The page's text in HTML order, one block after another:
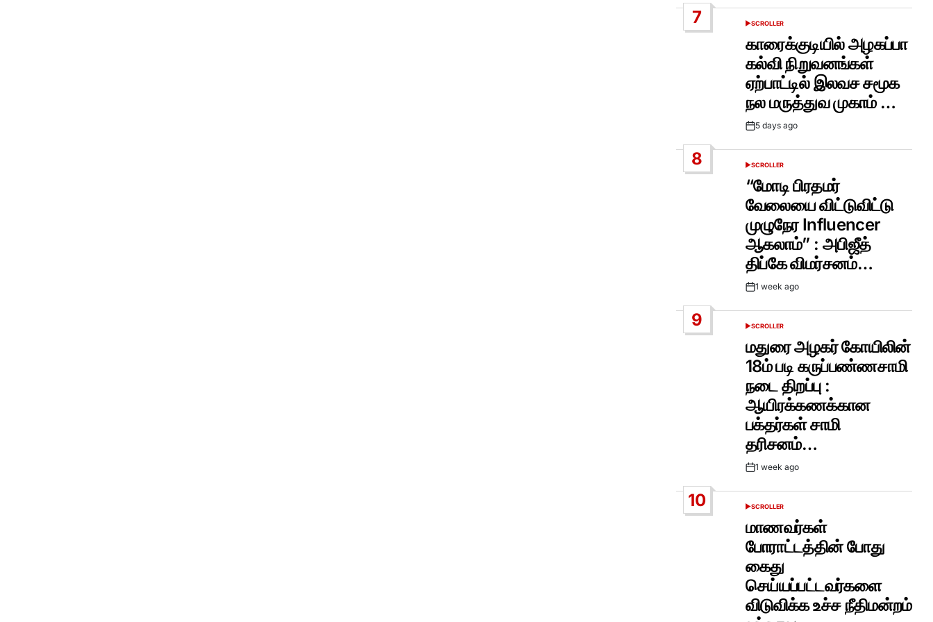
7
POSTED
SCROLLER
காரைக்குடியில் அழகப்பா
கல்வி நிறுவனங்கள்
ஏற்பாட்டில் இலவச சமூக
நல மருத்துவ முகாம் …
Post5 days ago
8
POSTED
SCROLLER
“மோடி பிரதமர்
வேலையை விட்டுவிட்டு
முழுநேர Influencer
ஆகலாம்” : அபிஜீத்
திப்கே விமர்சனம்…
Post1 week ago
9
POSTED
SCROLLER
மதுரை அழகர் கோயிலின்
18ம் படி கருப்பண்ணசாமி
நடை திறப்பு :
ஆயிரக்கணக்கான
பக்தர்கள் சாமி
தரிசனம்…
Post1 week ago
10
POSTED
SCROLLER
மாணவர்கள்
போராட்டத்தின் போது
கைது
செய்யப்பட்டவர்களை
விடுவிக்க உச்ச நீதிமன்றம்